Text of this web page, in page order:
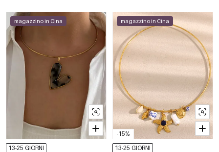
magazzino in Cina
13-25 GIORNI
-15%
magazzino in Cina
13-25 GIORNI